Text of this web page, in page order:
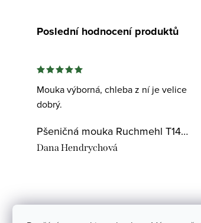
Poslední hodnocení produktů
Mouka výborná, chleba z ní je velice
dobrý.
Pšeničná mouka Ruchmehl T1400
Dana Hendrychová